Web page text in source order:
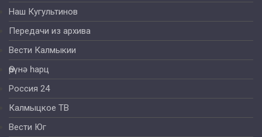
Наш Кугультинов
Передачи из архива
Вести Калмыкии
Өрүнә һарц
Россия 24
Калмыцкое ТВ
Вести Юг